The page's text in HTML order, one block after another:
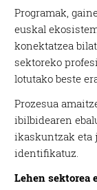
Programak,
euskal
konektatzea
sektoreko
lotutako beste
Prozesua
ibilbidearen
ikaskuntzak eta
identifikatuz.
Lehen sektorea